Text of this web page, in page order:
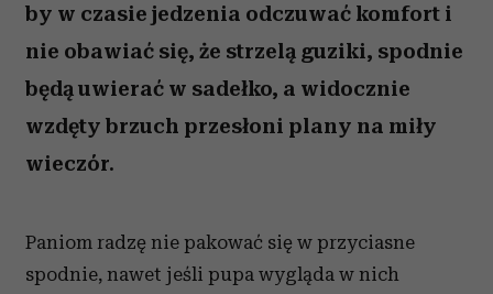
by w czasie jedzenia odczuwać komfort i
nie obawiać się, że strzelą guziki, spodnie
będą uwierać w sadełko, a widocznie
wzdęty brzuch przesłoni plany na miły
wieczór.
Paniom radzę nie pakować się w przyciasne
spodnie, nawet jeśli pupa wygląda w nich